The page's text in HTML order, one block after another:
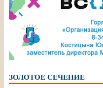
ЗОЛОТОЕ СЕЧЕНИЕ